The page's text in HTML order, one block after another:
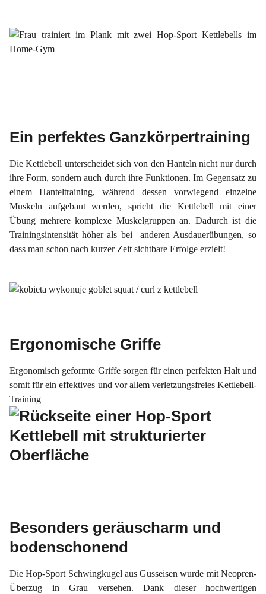
Ein perfektes Ganzkörpertraining
Die Kettlebell unterscheidet sich von den Hanteln nicht nur durch
ihre Form, sondern auch durch ihre Funktionen. Im Gegensatz zu
einem Hanteltraining, während dessen vorwiegend einzelne
Muskeln aufgebaut werden, spricht die Kettlebell mit einer
Übung mehrere komplexe Muskelgruppen an. Dadurch ist die
Trainingsintensität höher als bei anderen Ausdauerübungen, so
dass man schon nach kurzer Zeit sichtbare Erfolge erzielt!
Ergonomische Griffe
Ergonomisch geformte Griffe sorgen für einen perfekten Halt und
somit für ein effektives und vor allem verletzungsfreies Kettlebell-
Training
Besonders geräuscharm und
bodenschonend
Die Hop-Sport Schwingkugel aus Gusseisen wurde mit Neopren-
Überzug in Grau versehen. Dank dieser hochwertigen